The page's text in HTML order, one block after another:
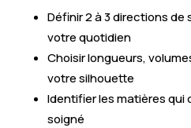
Définir 2 à 3 directions
votre quotidien
Choisir longueurs,
votre silhouette
Identifier les matières qui
soigné